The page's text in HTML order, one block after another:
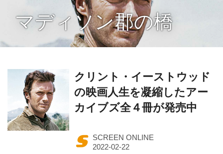
マディソン郡の橋
クリント・イーストウッド
の映画人生を凝縮したアー
カイブズ全４冊が発売中
SCREEN ONLINE